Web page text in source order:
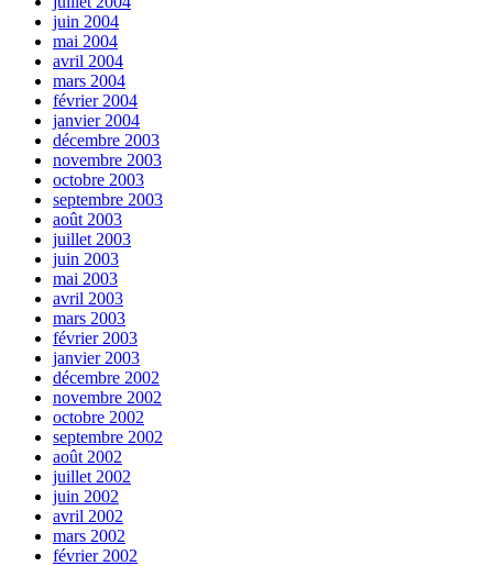
juin 2004
mai 2004
avril 2004
mars 2004
février 2004
janvier 2004
décembre 2003
novembre 2003
octobre 2003
septembre 2003
août 2003
juillet 2003
juin 2003
mai 2003
avril 2003
mars 2003
février 2003
janvier 2003
décembre 2002
novembre 2002
octobre 2002
septembre 2002
août 2002
juillet 2002
juin 2002
avril 2002
mars 2002
février 2002